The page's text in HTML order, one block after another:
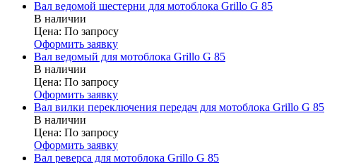
Вал ведомой шестерни для мотоблока Grillo G 85
В наличии
Цена: По запросу
Оформить заявку
Вал ведомый для мотоблока Grillo G 85
В наличии
Цена: По запросу
Оформить заявку
Вал вилки переключения передач для мотоблока Grillo G 85
В наличии
Цена: По запросу
Оформить заявку
Вал реверса для мотоблока Grillo G 85